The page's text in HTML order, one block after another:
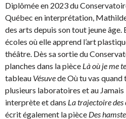
Diplômée en 2023 du
Québec en interprétation,
des arts depuis son tout jeune
écoles où elle apprend l’art
théâtre. Dès sa sortie du
planches dans la pièce Là où je me
tableau Vésuvede Où tu vas quand
plusieurs laboratoires et au Jamais
interprète et dans La trajectoire des
écrit également la pièce Des